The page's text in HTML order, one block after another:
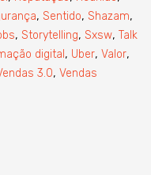
, Sentido, Shazam,
, Storytelling, Sxsw, Talk
digital , Uber, Valor,
3.0, Vendas